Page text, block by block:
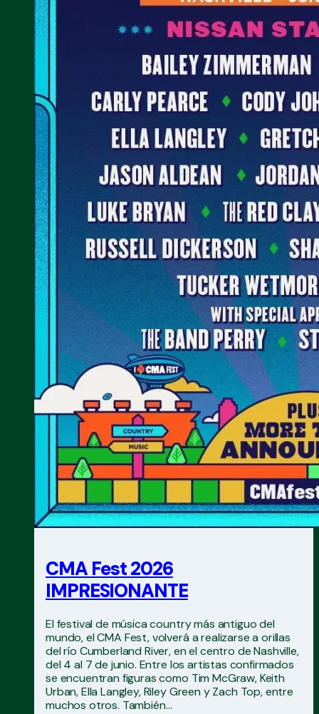
CMA Fest 2026
IMPRESIONANTE
El festival de música country más antiguo del
mundo, el CMA Fest, volverá a realizarse a orillas
del río Cumberland River, en el centro de Nashville,
del 4 al 7 de junio. Entre los artistas confirmados
se encuentran figuras como Tim McGraw, Keith
Urban, Ella Langley, Riley Green y Zach Top, entre
muchos otros. También…